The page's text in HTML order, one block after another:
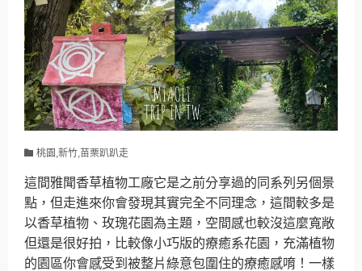
桃園,新竹,苗栗趴趴走
這間雅聞香草植物工廠它是之前分享過的同系列另個景
點，但走進來你會發現其實完全不同理念，這間較多是
以香草植物、玫瑰花園為主題，空間感也較沒這麼寬敞
但還是很好拍，比較像小巧版的療癒系花園，充滿植物
的園區你會感受到被整片綠意包圍住的療癒感唷！一樣